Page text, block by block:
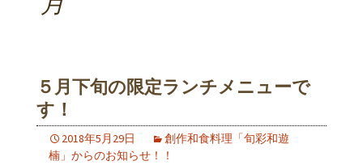
５月下旬の限定ランチメニューで
す！
2018年5月29日
創作和食料理「旬彩和遊
楠」からのお知らせ！！